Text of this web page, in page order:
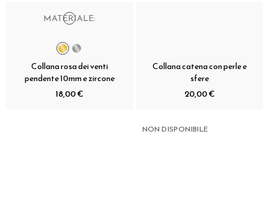
MATERIALE:
Collana rosa dei venti
pendente 10mm e zircone
18,00 €
Collana catena con perle e
sfere
20,00 €
NON DISPONIBILE